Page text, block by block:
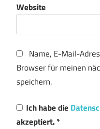
Website
Name, E-Mail-
Browser für meinen
speichern.
Ich habe die
akzeptiert.*